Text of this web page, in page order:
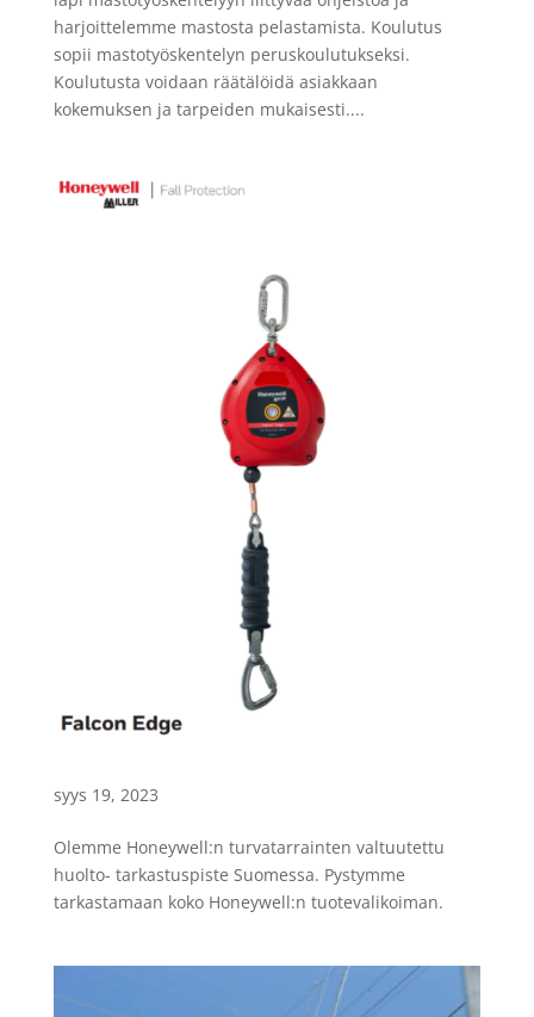
harjoittelemme mastosta pelastamista. Koulutus
sopii mastotyöskentelyn peruskoulutukseksi.
Koulutusta voidaan räätälöidä asiakkaan
kokemuksen ja tarpeiden mukaisesti....
syys 19, 2023
Olemme Honeywell:n turvatarrainten valtuutettu
huolto- tarkastuspiste Suomessa. Pystymme
tarkastamaan koko Honeywell:n tuotevalikoiman.